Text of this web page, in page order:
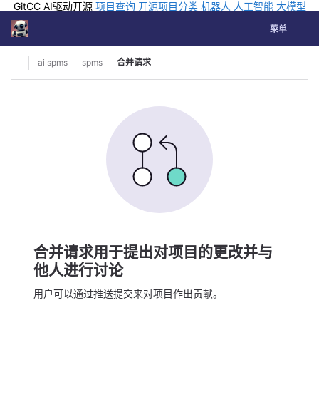
GitCC AI驱动开源 项目查询 开源项目分类 机器人 人工智能 大模型
排行
Skip to content
GitLab 切换导航
菜单
ai spms spms 合并请求
合并请求用于提出对项目的更改并与
他人进行讨论
用户可以通过推送提交来对项目作出贡献。